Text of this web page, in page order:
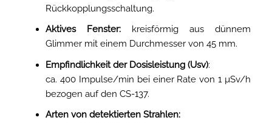
Rückkopplungsschaltung.
Aktives Fenster: kreisförmig aus dünnem
Glimmer mit einem Durchmesser von 45 mm.
Empfindlichkeit der Dosisleistung (Usv):
ca. 400 Impulse/min bei einer Rate von 1 µSv/h
bezogen auf den CS-137.
Arten von detektierten Strahlen: